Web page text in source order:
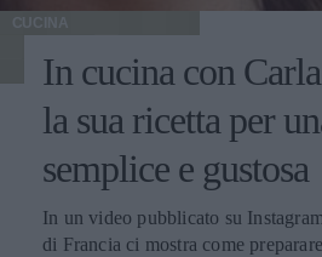
CUCINA
In cucina con
la sua ricetta per
semplice e gustosa
In un video pubblicato su
di Francia ci mostra come